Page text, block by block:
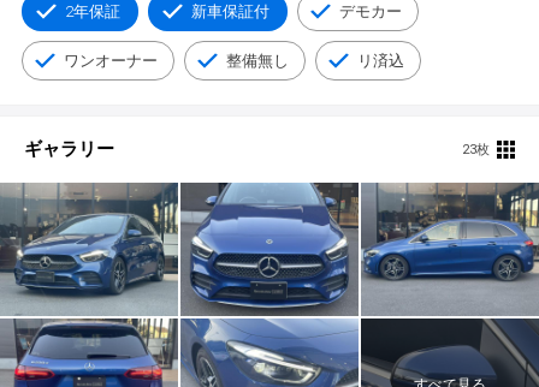
2年保証 新車保証付 デモカー
ワンオーナー 整備無し リ済込
ギャラリー 23枚